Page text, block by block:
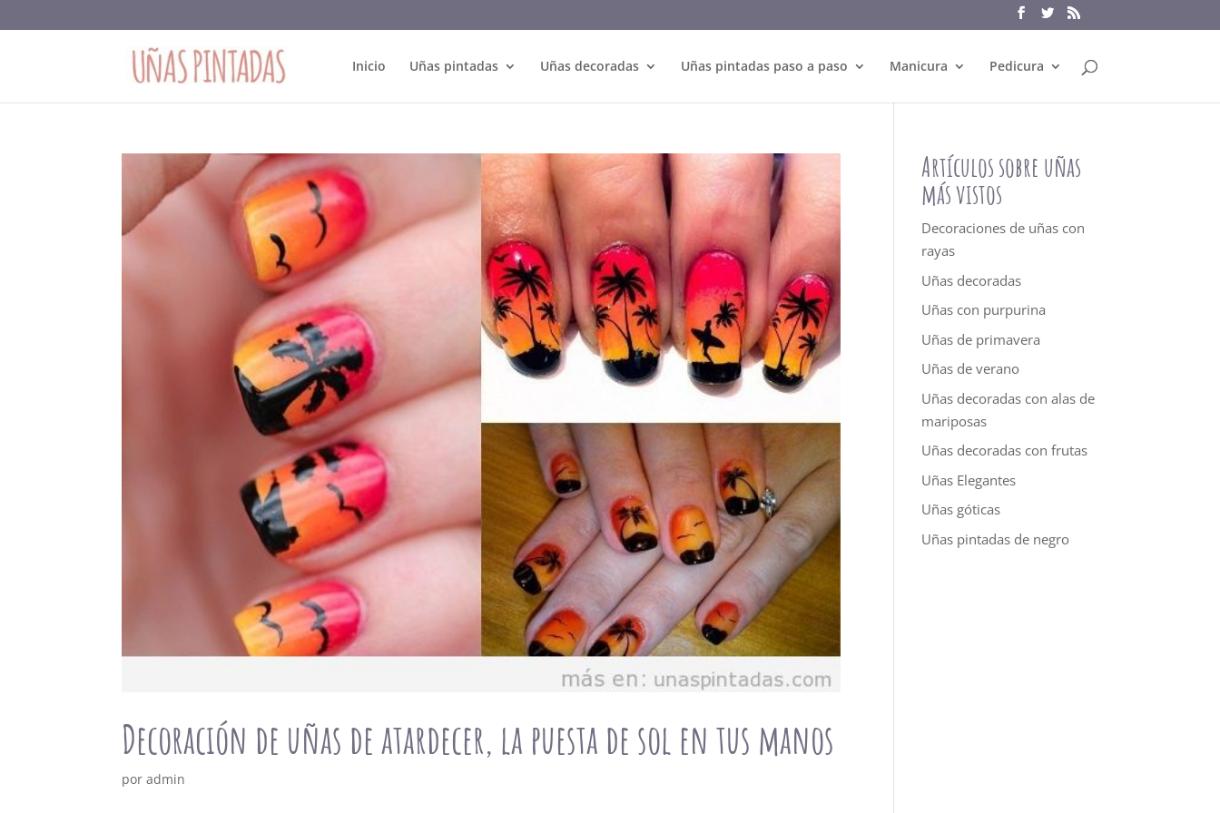
Inicio Uñas pintadas Uñas decoradas Uñas pintadas paso a paso Manicura Pedicura
Decoración de uñas de atardecer, la puesta de sol en tus manos
poradmin
Artículos sobre uñas
más vistos
Decoraciones de uñas con
rayas
Uñas decoradas
Uñas con purpurina
Uñas de primavera
Uñas de verano
Uñas decoradas con alas de
mariposas
Uñas decoradas con frutas
Uñas Elegantes
Uñas góticas
Uñas pintadas de negro